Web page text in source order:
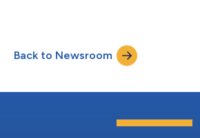
demonstrierten und patentierten
neue Unternehmen DENTALIS Animal
Hauptsitz in Montreal und wird geleitet von:
Back to Newsroom